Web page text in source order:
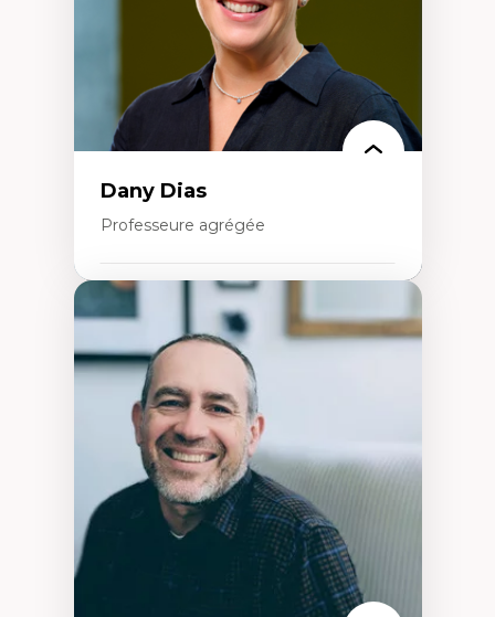
Théories de l’État
Dany Dias
Professeure agrégée
Pédagogies critiques et justice sociale
Éthique relationnelle et sollicitude en
éducation
Décolonisation et autochtonisation de la
formation à l’enseignement
Littératie et didactique du français
Éducation inclusive
Formation à l’enseignement en contexte
francophone minoritaire
Identité linguistique et culturelle
Recherche-action et approches
participatives
Leadership éducatif et pratiques réflexives
Éducation durable et bien-être en